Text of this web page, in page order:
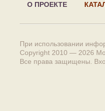
О ПРОЕКТЕ
При использовании
Copyright 2010 — 2026
Все права защищены.